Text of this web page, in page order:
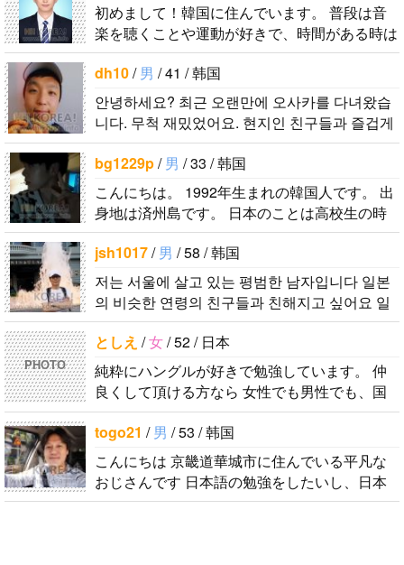
初めまして！韓国に住んでいます。 ​普段は音
楽を聴くことや運動が好きで、時間がある時は
釣りに行くのが本当に大好きです。最近はいい
釣りスポットを探したり、ノリのいい音..
dh10/男 / 41 / 韩国
안녕하세요? 최근 오랜만에 오사카를 다녀왔습
니다. 무척 재밌었어요. 현지인 친구들과 즐겁게
대화를 하고 싶습니다. 연락주..
bg1229p/男 / 33 / 韩国
こんにちは。 1992年生まれの韓国人です。 出
身地は済州島です。 日本のことは高校生の時
から興味を持ちました。 日本の好きなところ
は文化や食べ物です。 特に街の雰囲気が..
jsh1017/男 / 58 / 韩国
저는 서울에 살고 있는 평범한 남자입니다 일본
의 비슷한 연령의 친구들과 친해지고 싶어요 일
본에 가면 좋은 곳 소개 시켜주면 감사하겠습니
다 반대로 한국에 오시면 가이드 해 드릴..
PHOTO
としえ /女/ 52 / 日本
純粋にハングルが好きで勉強しています。 仲
良くして頂ける方なら 女性でも男性でも、国
籍が何処でも歓迎です♪ 必ず返信します！！！
しかし、数うちゃ〜的な(一気に多人..
togo21 /男 / 53 / 韩国
こんにちは 京畿道華城市に住んでいる平凡な
おじさんです 日本語の勉強をしたいし、日本
人の友達を作りたい このように書き込みま